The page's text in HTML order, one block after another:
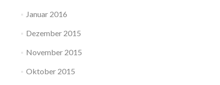
Januar 2016
Dezember 2015
November 2015
Oktober 2015